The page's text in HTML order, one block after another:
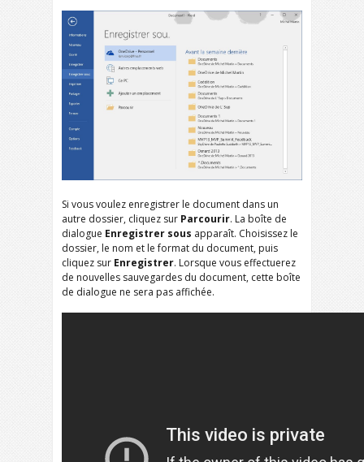
Si vous voulez enregistrer le document dans un
autre dossier, cliquez sur Parcourir. La boîte de
dialogue Enregistrer sous apparaît. Choisissez le
dossier, le nom et le format du document, puis
cliquez sur Enregistrer. Lorsque vous effectuerez
de nouvelles sauvegardes du document, cette boîte
de dialogue ne sera pas affichée.